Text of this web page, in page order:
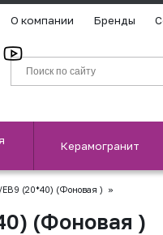
О компании Бренды
Керамогранит
EB9 (20*40) (Фоновая ) »
(Фоновая )